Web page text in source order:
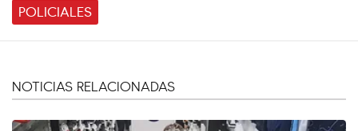
POLICIALES
NOTICIAS RELACIONADAS